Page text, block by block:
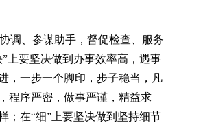
调、参谋助手，督促检查、服务
上要坚决做到办事效率高，遇事
，一步一个脚印，步子稳当，凡
程序严密，做事严谨，精益求
；在“细”上要坚决做到坚持细节